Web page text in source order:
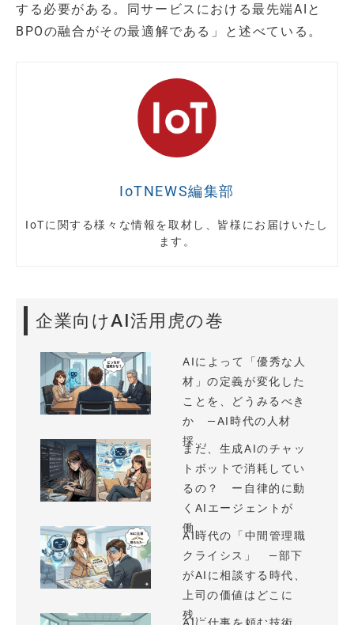
する必要がある。同サービスにおける最先端AIと
BPOの融合がその最適解である」と述べている。
IoTNEWS編集部
IoTに関する様々な情報を取材し、皆様にお届けいたし
ます。
企業向けAI活用虎の巻
AIによって「優秀な人
材」の定義が変化した
ことを、どうみるべき
か —AI時代の人材
採...
まだ、生成AIのチャッ
トボットで消耗してい
るの？ ー自律的に動
くAIエージェントが
働...
AI時代の「中間管理職
クライシス」 —部下
がAIに相談する時代、
上司の価値はどこに
残...